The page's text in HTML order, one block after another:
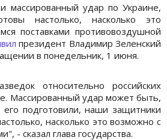
массированный удар по Украине,
настолько, насколько это
поставками противовоздушной
президент Владимир Зеленский
в понедельник, 1 июня.
относительно российских
Массированный удар может быть,
подготовили, наши защитники
насколько это возможно с
- сказал глава государства.